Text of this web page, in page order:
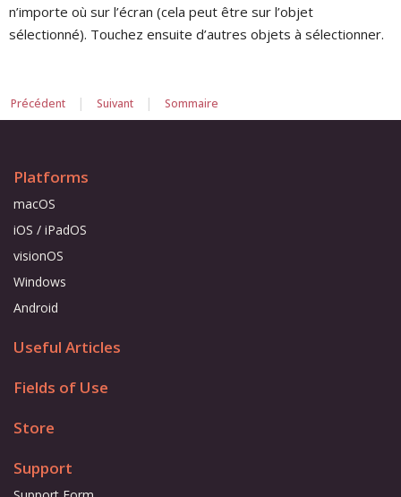
n’importe où sur l’écran (cela peut être sur l’objet
sélectionné). Touchez ensuite d’autres objets à sélectionner.
Précédent | Suivant | Sommaire
Platforms
macOS
iOS / iPadOS
visionOS
Windows
Android
Useful Articles
Fields of Use
Store
Support